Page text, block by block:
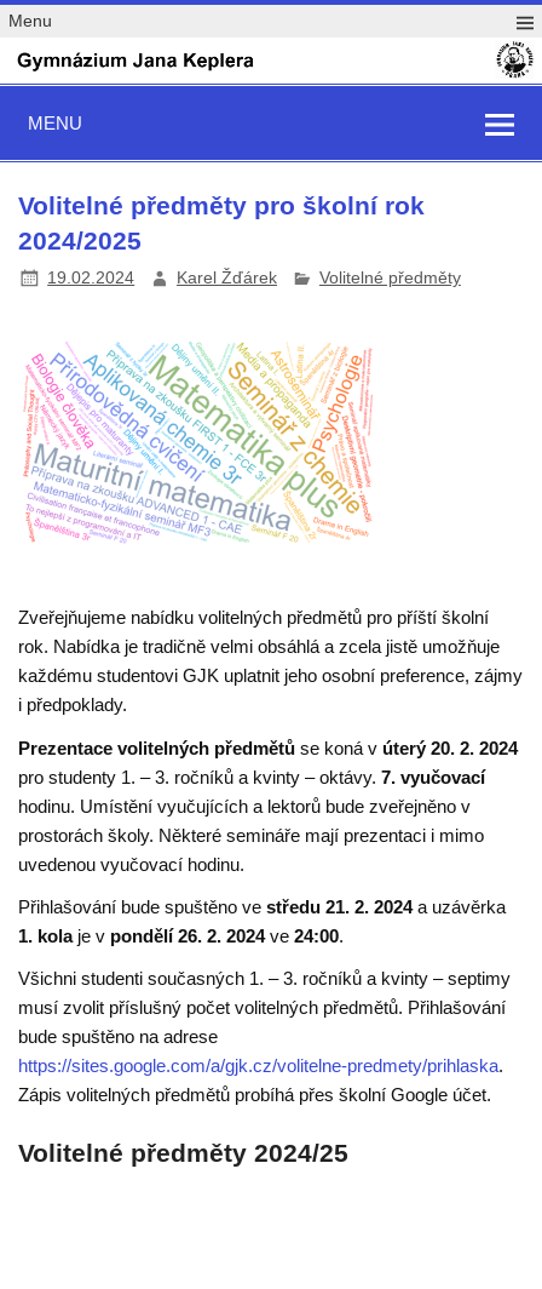
Menu
MENU
Volitelné předměty pro školní rok
2024/2025
19.02.2024 Karel Žďárek Volitelné předměty
Zveřejňujeme nabídku volitelných předmětů pro příští školní
rok. Nabídka je tradičně velmi obsáhlá a zcela jistě umožňuje
každému studentovi GJK uplatnit jeho osobní preference, zájmy
i předpoklady.
Prezentace volitelných předmětů se koná v úterý 20. 2. 2024
pro studenty 1. – 3. ročníků a kvinty – oktávy.7. vyučovací
hodinu. Umístění vyučujících a lektorů bude zveřejněno v
prostorách školy. Některé semináře mají prezentaci i mimo
uvedenou vyučovací hodinu.
Přihlašování bude spuštěno vestředu 21. 2. 2024a uzávěrka
1. kolaje v pondělí 26. 2. 2024ve24:00.
Všichni studenti současných 1. – 3. ročníků a kvinty – septimy
musí zvolit příslušný počet volitelných předmětů. Přihlašování
bude spuštěno na adrese
https://sites.google.com/a/gjk.cz/volitelne-predmety/prihlaska.
Zápis volitelných předmětů probíhá přes školní Google účet.
Volitelné předměty 2024/25